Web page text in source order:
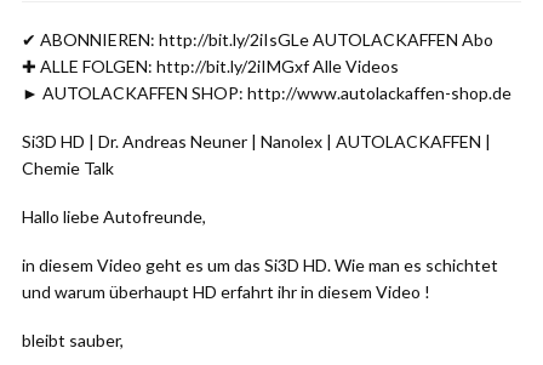
✔ ABONNIEREN: http://bit.ly/2iIsGLe AUTOLACKAFFEN Abo
✚ ALLE FOLGEN: http://bit.ly/2iIMGxf Alle Videos
► AUTOLACKAFFEN SHOP: http://www.autolackaffen-shop.de
Si3D HD | Dr. Andreas Neuner | Nanolex | AUTOLACKAFFEN |
Chemie Talk
Hallo liebe Autofreunde,
in diesem Video geht es um das Si3D HD. Wie man es schichtet
und warum überhaupt HD erfahrt ihr in diesem Video !
bleibt sauber,